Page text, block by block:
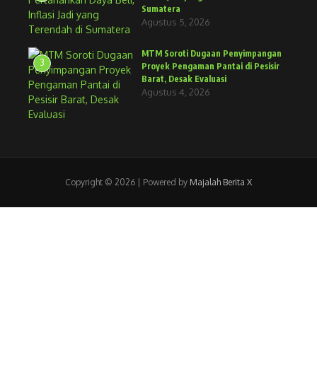
Sumatera
Agustus 5, 2026
3
MTM Soroti Dugaan Penyimpangan
Proyek Pengaman Pantai di Pesisir
Barat, Desak Evaluasi
Agustus 4, 2026
Copyright © 2026 | Powered by Majalah Berita X